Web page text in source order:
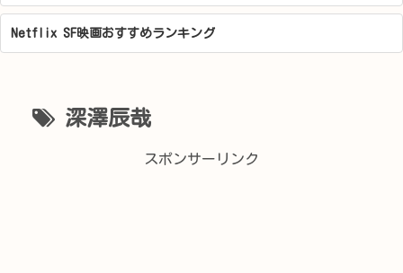
Netflix SF映画おすすめランキング
深澤辰哉
スポンサーリンク